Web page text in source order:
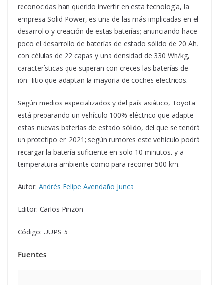
reconocidas han querido invertir en esta tecnología, la
empresa Solid Power, es una de las más implicadas en el
desarrollo y creación de estas baterías; anunciando hace
poco el desarrollo de baterías de estado sólido de 20 Ah,
con células de 22 capas y una densidad de 330 Wh/kg,
características que superan con creces las baterías de
ión- litio que adaptan la mayoría de coches eléctricos.
Según medios especializados y del país asiático, Toyota
está preparando un vehículo 100% eléctrico que adapte
estas nuevas baterías de estado sólido, del que se tendrá
un prototipo en 2021; según rumores este vehículo podrá
recargar la batería suficiente en solo 10 minutos, y a
temperatura ambiente como para recorrer 500 km.
Autor: Andrés Felipe Avendaño Junca
Editor: Carlos Pinzón
Código: UUPS-5
Fuentes